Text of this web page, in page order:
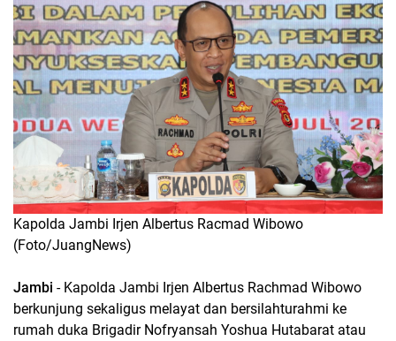
Kapolda Jambi Irjen Albertus Racmad Wibowo
(Foto/JuangNews)
Jambi - Kapolda Jambi Irjen Albertus Rachmad Wibowo
berkunjung sekaligus melayat dan bersilahturahmi ke
rumah duka Brigadir Nofryansah Yoshua Hutabarat atau